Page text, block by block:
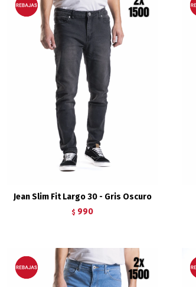
Jean Slim Fit Largo 30 - Gris Oscuro
$ 990